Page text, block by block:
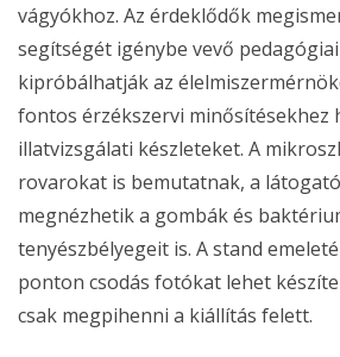
vágyókhoz. Az érdeklődők
segítségét igénybe vevő
kipróbálhatják az
fontos érzékszervi minősítésekhez
illatvizsgálati készleteket. A
rovarokat is bemutatnak, a
megnézhetik a gombák és
tenyészbélyegeit is. A stand
ponton csodás fotókat lehet
csak megpihenni a kiállítás felett.